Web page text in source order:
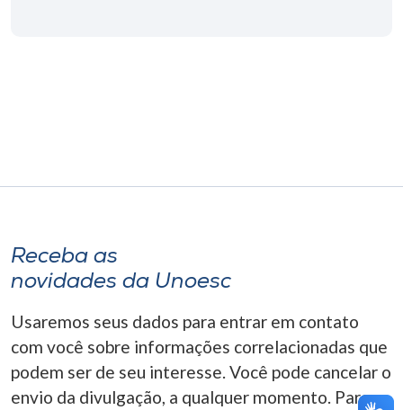
A-
Receba as
novidades da Unoesc
Usaremos seus dados para entrar em contato
com você sobre informações correlacionadas que
podem ser de seu interesse. Você pode cancelar o
envio da divulgação, a qualquer momento. Para